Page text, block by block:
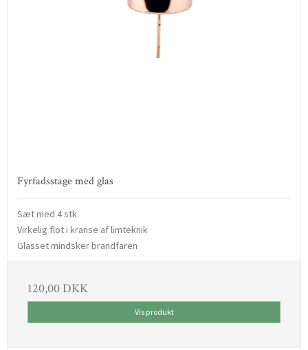
Fyrfadsstage med glas
Sæt med 4 stk.
Virkelig flot i kranse af limteknik
Glasset mindsker brandfaren
120,00 DKK
Vis produkt